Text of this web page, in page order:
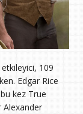
109
Edgar Rice
bu kez True
Alexander